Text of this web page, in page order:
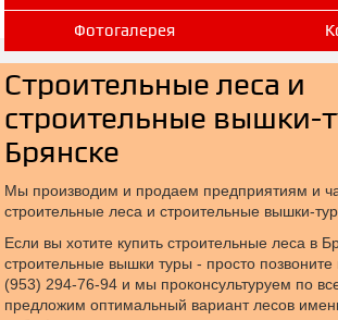
Фотогалерея
Строительные леса и
строительные вышки-
Брянске
Мы производим и продаем предприятиям и
строительные леса и строительные вышки-
Если вы хотите купить строительные леса в
строительные вышки туры - просто
(953) 294-76-94 и мы проконсультуруем по
предложим оптимальный вариант лесов